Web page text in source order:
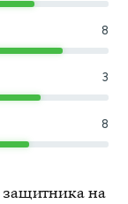
8
3
8
защитника на